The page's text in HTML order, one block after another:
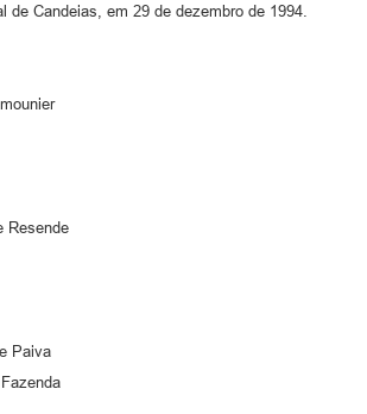
de Candeias, em 29 de dezembro de 1994.
Resende
Paiva